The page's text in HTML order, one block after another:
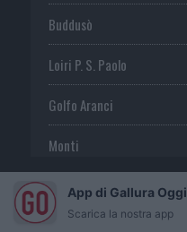
Buddusò
Loiri P. S. Paolo
Golfo Aranci
Monti
Telti
S. Antonio di G.
App di Gallura Oggi
Scarica la nostra app